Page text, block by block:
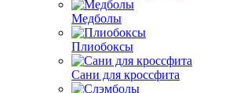
Медболы
Плиобоксы
Сани для кроссфита